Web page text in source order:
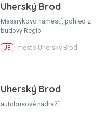
Uherský Brod
Masarykovo náměstí, pohled z
budovy Regio
UB město Uherský Brod
Uherský Brod
autobusové nádraží